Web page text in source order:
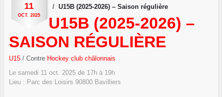
11
OCT. 2025
U15B (2025-2026) – Saison régulière
U15B (2025-2026) –
SAISON RÉGULIÈRE
U15 / Contre Hockey club châlonnais
Le samedi 11 oct. 2025 de 17h à 19h
Lieu : Parc des Loisirs 90800 Bavilliers